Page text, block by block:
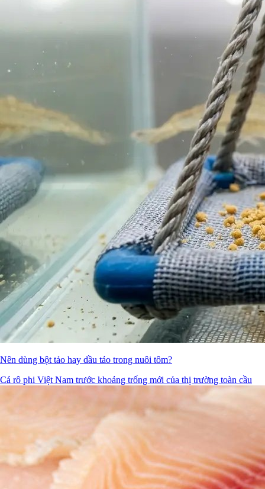
Nên dùng bột tảo hay dầu tảo trong nuôi tôm?
Cá rô phi Việt Nam trước khoảng trống mới của thị trường toàn cầu